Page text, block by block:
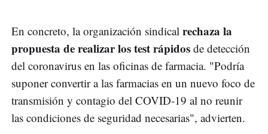
En concreto, la organización sindical rechaza la
propuesta de realizar los test rápidos de detección
del coronavirus en las oficinas de farmacia. "Podría
suponer convertir a las farmacias en un nuevo foco de
transmisión y contagio del COVID-19 al no reunir
las condiciones de seguridad necesarias", advierten.